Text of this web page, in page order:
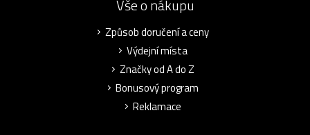
Vše o nákupu
Způsob doručení a ceny
Výdejní místa
Značky od A do Z
Bonusový program
Reklamace